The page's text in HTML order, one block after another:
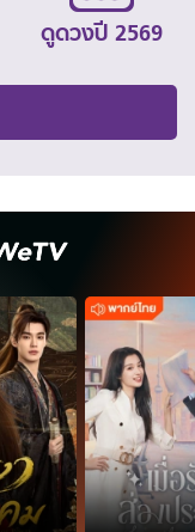
ดูดวงปี 2569